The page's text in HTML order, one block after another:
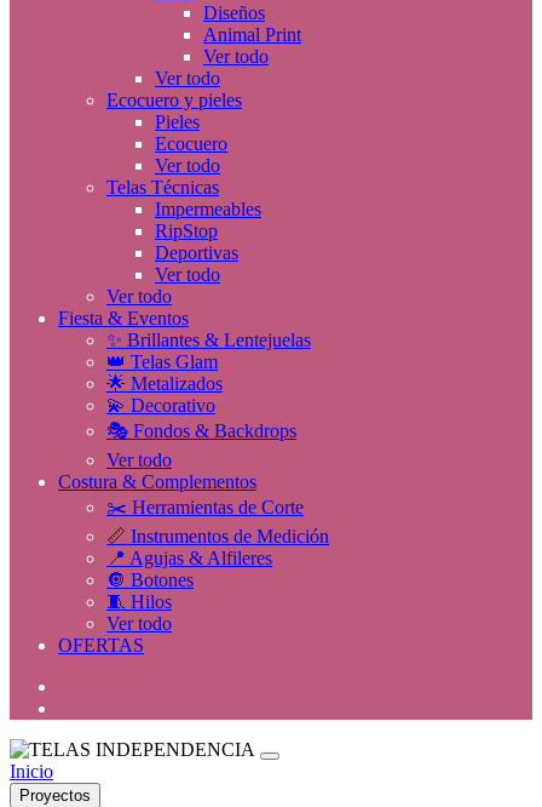
Diseños
Animal Print
Ver todo
Ver todo
Ecocuero y pieles
Pieles
Ecocuero
Ver todo
Telas Técnicas
Impermeables
RipStop
Deportivas
Ver todo
Ver todo
Fiesta & Eventos
✨ Brillantes & Lentejuelas
👑 Telas Glam
🌟 Metalizados
💫 Decorativo
🎭 Fondos & Backdrops
Ver todo
Costura & Complementos
✂️ Herramientas de Corte
📏 Instrumentos de Medición
📍 Agujas & Alfileres
🔘 Botones
🧵 Hilos
Ver todo
OFERTAS
Inicio
Proyectos